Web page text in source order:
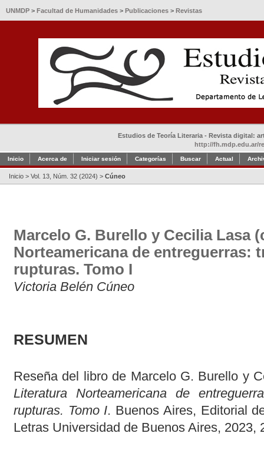
UNMDP > Facultad de Humanidades > Publicaciones > Revistas
Estudios de Teoría Literaria - Revista digital:
http://fh.mdp.edu.ar/
Inicio Acerca de Iniciar sesión Categorías Buscar Actual
Inicio > Vol. 13, Núm. 32 (2024) > Cúneo
Marcelo G. Burello y Cecilia Lasa
Norteamericana de entreguerras:
rupturas. Tomo I
Victoria Belén Cúneo
RESUMEN
Reseña del libro de Marcelo G. Burello y
Literatura Norteamericana de
rupturas. Tomo I. Buenos Aires, Editorial
Letras Universidad de Buenos Aires, 2023,